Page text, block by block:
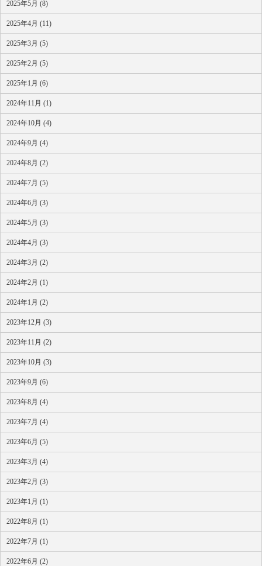
2025年5月 (8)
2025年4月 (11)
2025年3月 (5)
2025年2月 (5)
2025年1月 (6)
2024年11月 (1)
2024年10月 (4)
2024年9月 (4)
2024年8月 (2)
2024年7月 (5)
2024年6月 (3)
2024年5月 (3)
2024年4月 (3)
2024年3月 (2)
2024年2月 (1)
2024年1月 (2)
2023年12月 (3)
2023年11月 (2)
2023年10月 (3)
2023年9月 (6)
2023年8月 (4)
2023年7月 (4)
2023年6月 (5)
2023年3月 (4)
2023年2月 (3)
2023年1月 (1)
2022年8月 (1)
2022年7月 (1)
2022年6月 (2)